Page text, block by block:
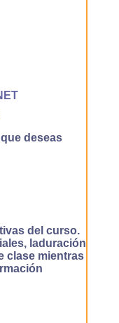
deseas
del curso.
laduración
clase mientras